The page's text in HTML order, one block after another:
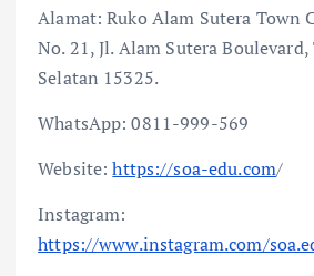
Alamat: Ruko Alam Sutera Town
No. 21, Jl. Alam Sutera
Selatan 15325.
WhatsApp: 0811-999-569
Website:https://soa-edu.com/
Instagram:
https://www.instagram.com/